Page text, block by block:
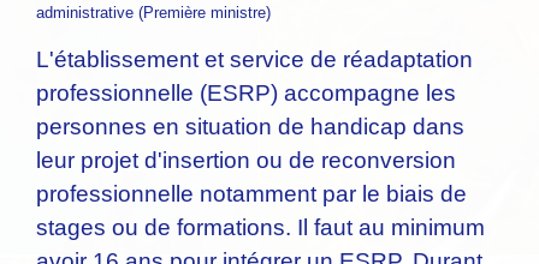
administrative (Première ministre)
L'établissement et service de réadaptation
professionnelle (ESRP) accompagne les
personnes en situation de handicap dans
leur projet d'insertion ou de reconversion
professionnelle notamment par le biais de
stages ou de formations. Il faut au minimum